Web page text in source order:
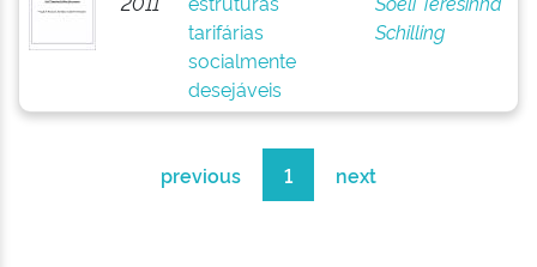
tarifárias
socialmente
desejáveis
Schilling
previous 1 next